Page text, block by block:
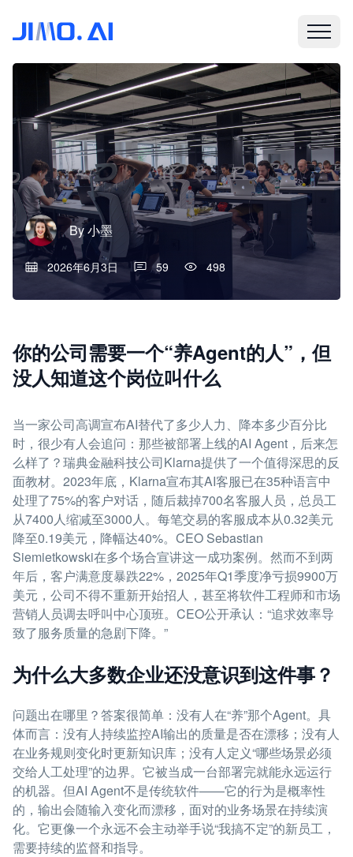
By小墨
2026年6月3日 59 498
你的公司需要一个“养Agent的人”，但
没人知道这个岗位叫什么
当一家公司高调宣布AI替代了多少人力、降本多少百分比
时，很少有人会追问：那些被部署上线的AI Agent，后来怎
么样了？瑞典金融科技公司Klarna提供了一个值得深思的反
面教材。2023年底，Klarna宣布其AI客服已在35种语言中
处理了75%的客户对话，随后裁掉700名客服人员，总员工
从7400人缩减至3000人。每笔交易的客服成本从0.32美元
降至0.19美元，降幅达40%。CEO Sebastian
Siemietkowski在多个场合宣讲这一成功案例。然而不到两
年后，客户满意度暴跌22%，2025年Q1季度净亏损9900万
美元，公司不得不重新开始招人，甚至将软件工程师和市场
营销人员调去呼叫中心顶班。CEO公开承认：“追求效率导
致了服务质量的急剧下降。”
为什么大多数企业还没意识到这件事？
问题出在哪里？答案很简单：没有人在“养”那个Agent。具
体而言：没有人持续监控AI输出的质量是否在漂移；没有人
在业务规则变化时更新知识库；没有人定义“哪些场景必须
交给人工处理”的边界。它被当成一台部署完就能永远运行
的机器。但AI Agent不是传统软件——它的行为是概率性
的，输出会随输入变化而漂移，面对的业务场景在持续演
化。它更像一个永远不会主动举手说“我搞不定”的新员工，
需要持续的监督和指导。